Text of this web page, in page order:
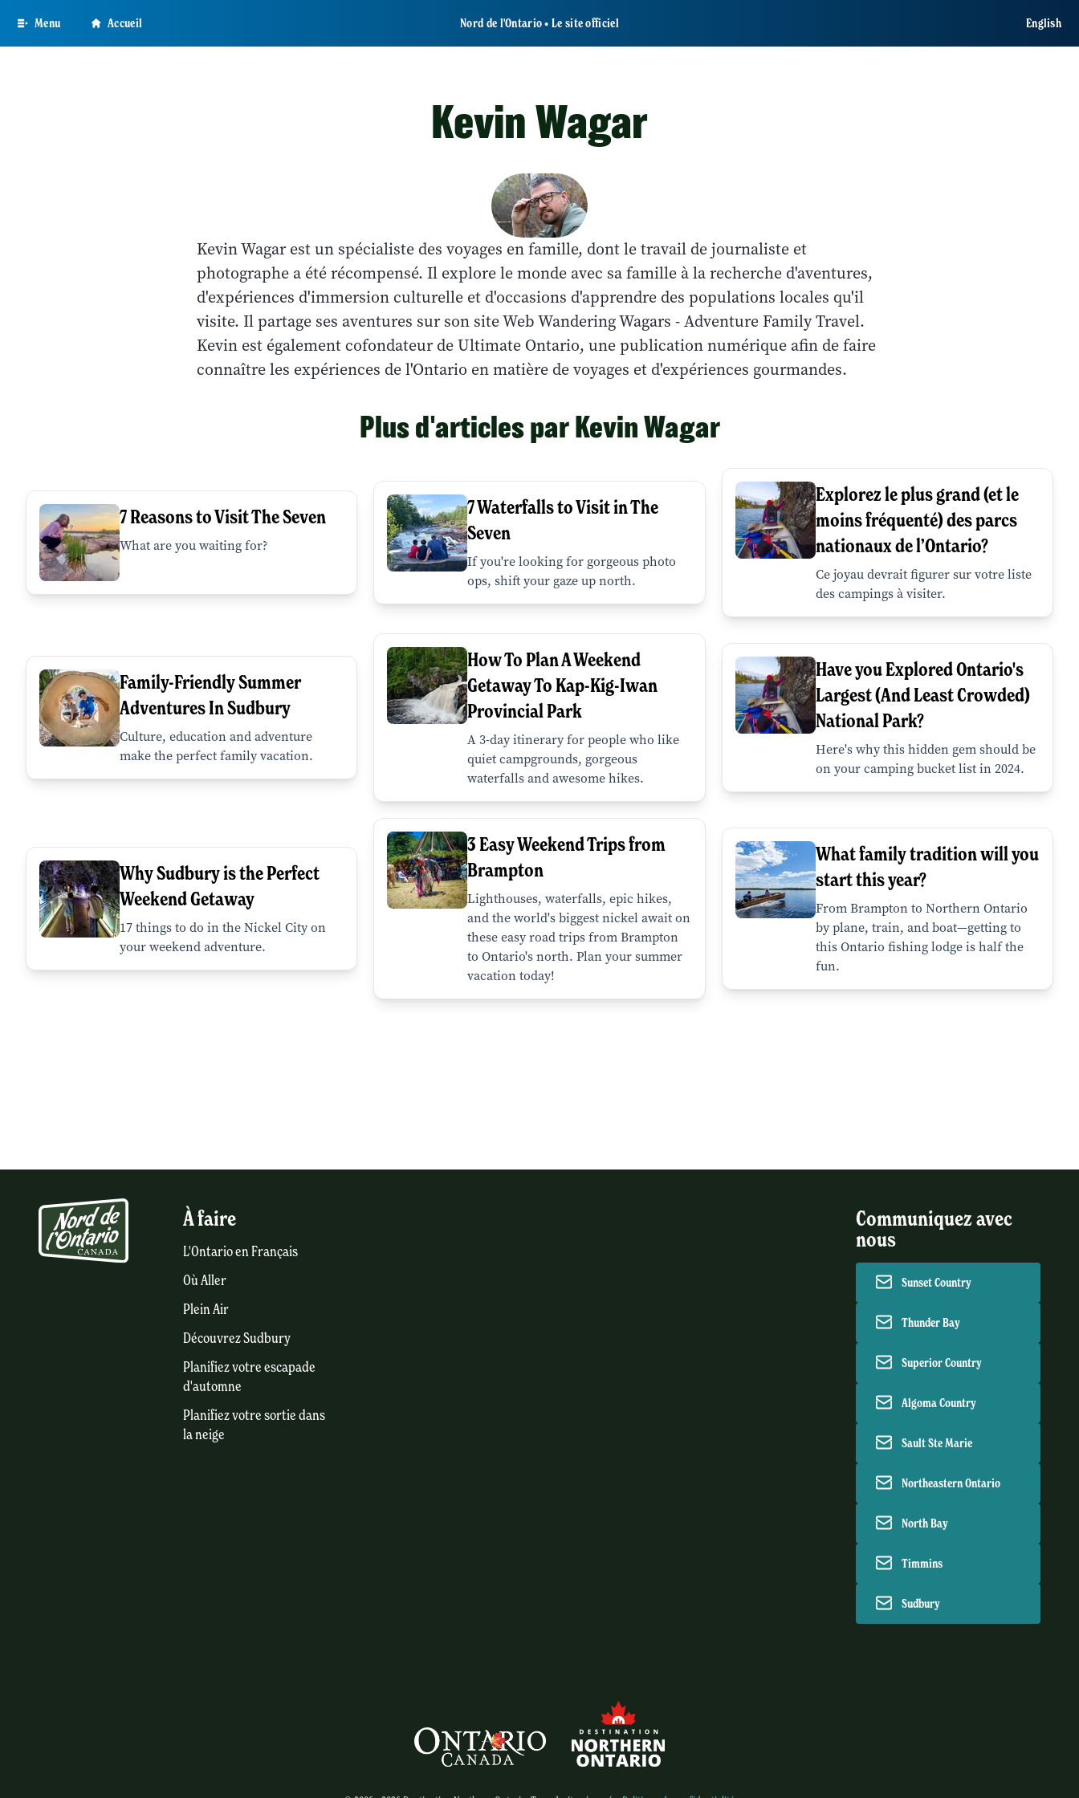
main
Menu Accueil Nord de l'Ontario • Le site officiel English
Kevin Wagar
Kevin Wagar est un spécialiste des voyages en famille, dont le travail de journaliste et
photographe a été récompensé. Il explore le monde avec sa famille à la recherche d'aventures,
d'expériences d'immersion culturelle et d'occasions d'apprendre des populations locales qu'il
visite. Il partage ses aventures sur son site Web Wandering Wagars - Adventure Family Travel.
Kevin est également cofondateur de Ultimate Ontario, une publication numérique afin de faire
connaître les expériences de l'Ontario en matière de voyages et d'expériences gourmandes.
Plus d'articles par Kevin Wagar
7 Reasons to Visit The Seven
What are you waiting for?
7 Waterfalls to Visit in The
Seven
If you're looking for gorgeous photo
ops, shift your gaze up north.
Explorez le plus grand (et le
moins fréquenté) des parcs
nationaux de l’Ontario?
Ce joyau devrait figurer sur votre liste
des campings à visiter.
Family-Friendly Summer
Adventures In Sudbury
Culture, education and adventure
make the perfect family vacation.
How To Plan A Weekend
Getaway To Kap-Kig-Iwan
Provincial Park
A 3-day itinerary for people who like
quiet campgrounds, gorgeous
waterfalls and awesome hikes.
Have you Explored Ontario's
Largest (And Least Crowded)
National Park?
Here's why this hidden gem should be
on your camping bucket list in 2024.
Why Sudbury is the Perfect
Weekend Getaway
17 things to do in the Nickel City on
your weekend adventure.
3 Easy Weekend Trips from
Brampton
Lighthouses, waterfalls, epic hikes,
and the world's biggest nickel await on
these easy road trips from Brampton
to Ontario's north. Plan your summer
vacation today!
What family tradition will you
start this year?
From Brampton to Northern Ontario
by plane, train, and boat—getting to
this Ontario fishing lodge is half the
fun.
À faire
L'Ontario en Français
Où Aller
Plein Air
Découvrez Sudbury
Planifiez votre escapade
d'automne
Planifiez votre sortie dans
la neige
Communiquez avec
nous
Sunset Country
Thunder Bay
Superior Country
Algoma Country
Sault Ste Marie
Northeastern Ontario
North Bay
Timmins
Sudbury